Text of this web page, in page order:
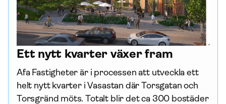
Ett nytt kvarter växer fram
Afa Fastigheter är i processen att utveckla ett
helt nytt kvarter i Vasastan där Torsgatan och
Torsgränd möts. Totalt blir det ca 300 bostäder